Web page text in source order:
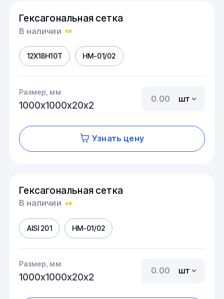
Гексагональная сетка
В наличии
12Х18Н10Т HM-01/02
Размер, мм
1000х1000х20х2
шт
Узнать цену
Гексагональная сетка
В наличии
AISI 201 HM-01/02
Размер, мм
1000х1000х20х2
шт